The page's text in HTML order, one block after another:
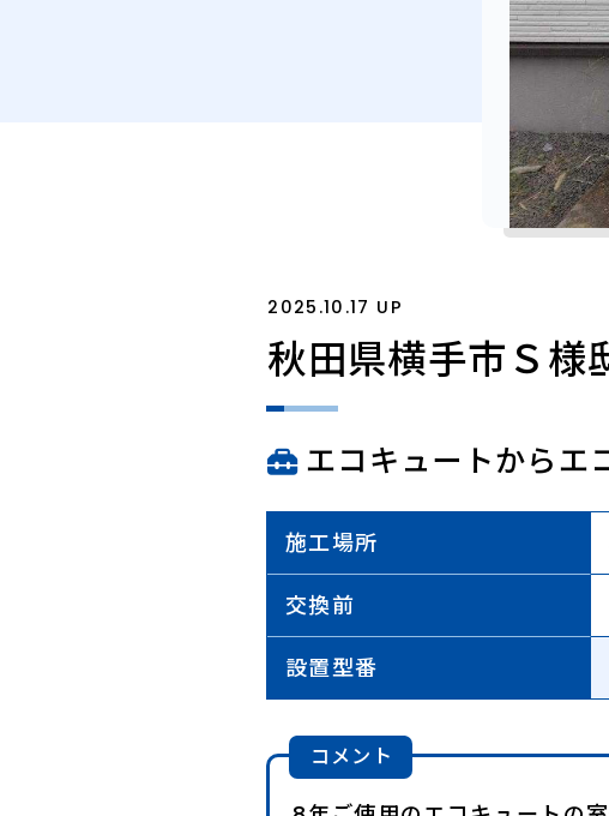
2025.10.17 UP
秋田県横手市Ｓ様
エコキュートからエ
施工場所
交換前
設置型番
コメント